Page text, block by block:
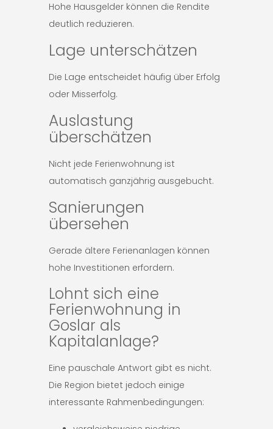
Hohe Hausgelder können die Rendite
deutlich reduzieren.
Lage unterschätzen
Die Lage entscheidet häufig über Erfolg
oder Misserfolg.
Auslastung
überschätzen
Nicht jede Ferienwohnung ist
automatisch ganzjährig ausgebucht.
Sanierungen
übersehen
Gerade ältere Ferienanlagen können
hohe Investitionen erfordern.
Lohnt sich eine
Ferienwohnung in
Goslar als
Kapitalanlage?
Eine pauschale Antwort gibt es nicht.
Die Region bietet jedoch einige
interessante Rahmenbedingungen: